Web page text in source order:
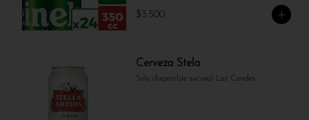
$3.500
Cerveza Stela
Solo disponible sucusal Las Condes